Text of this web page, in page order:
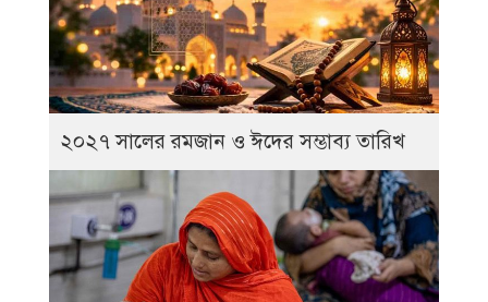
২০২৭ সালের রমজান ও ঈদের সম্ভাব্য তারিখ